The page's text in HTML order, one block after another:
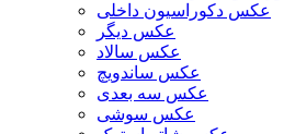
عکس دکوراسیون داخلی
عکس دیگر
عکس سالاد
عکس ساندویچ
عکس سه بعدی
عکس سوشی